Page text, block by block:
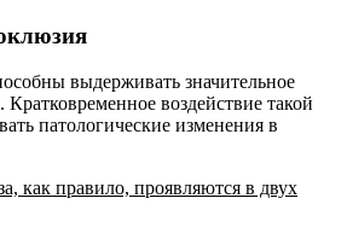
выдерживать значительное
Кратковременное воздействие такой
патологические изменения в
как правило, проявляются в двух